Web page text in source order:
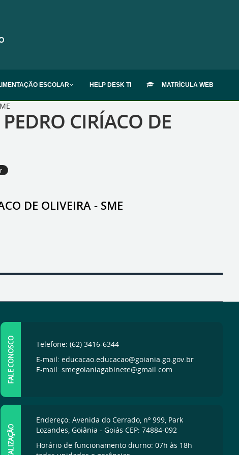
ESCOLAR HELP DESK TI MATRÍCULA WEB
CIRÍACO DE
DE OLIVEIRA - SME
FALE CONOSCO
Telefone: (62) 3416-6344
E-mail: educacao.educacao@goiania.go.gov.br
E-mail: smegoianiagabinete@gmail.com
LOCALIZAÇÃO
Endereço: Avenida do Cerrado, nº 999, Park
Lozandes, Goiânia - Goiás CEP: 74884-092
Horário de funcionamento diurno: 07h às 18h